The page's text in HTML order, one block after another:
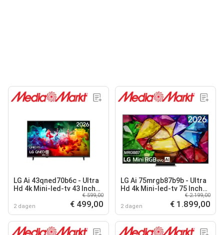
LG Ai 43qned70b6c - Ultra
Hd 4k Mini-led-tv 43 Inch
2 dagen
€ 599,00
€ 499,00
LG Ai 75mrgb87b9b - Ultra
Hd 4k Mini-led-tv 75 Inch
2 dagen
€ 2.199,00
€ 1.899,00